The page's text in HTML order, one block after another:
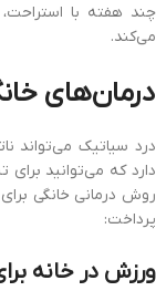
چند هفته با
می‌کند.
درمان‌های
درد سیاتیک می‌تواند
دارد که می‌توانید
روش درمانی خانگی
پرداخت:
ورزش در خانه